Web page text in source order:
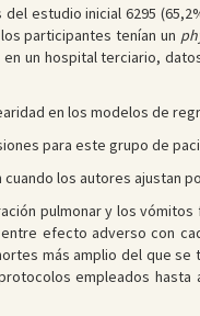
estudio inicial 6295
participantes tenían un
un hospital terciario,
en los modelos de
para este grupo de
los autores ajustan
pulmonar y los
efecto adverso con
más amplio del que
empleados hasta